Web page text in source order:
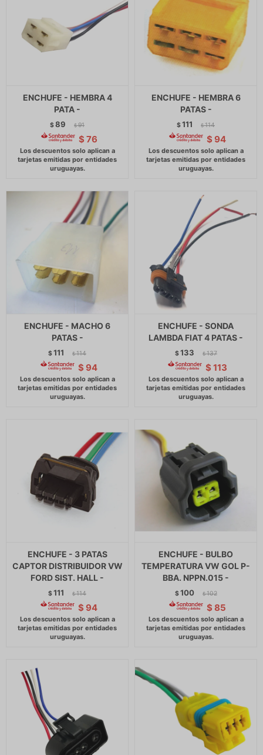
ENCHUFE - HEMBRA 4
PATA -
$89 $ 91
$ 76
ENCHUFE - HEMBRA 6
PATAS -
$111 $ 114
$ 94
ENCHUFE - MACHO 6
PATAS -
$111 $ 114
$ 94
ENCHUFE - SONDA
LAMBDA FIAT 4 PATAS -
$133 $ 137
$ 113
ENCHUFE - 3 PATAS
CAPTOR DISTRIBUIDOR VW
FORD SIST. HALL -
$111 $ 114
$ 94
ENCHUFE - BULBO
TEMPERATURA VW GOL P-
BBA. NPPN.015 -
$100 $ 102
$ 85